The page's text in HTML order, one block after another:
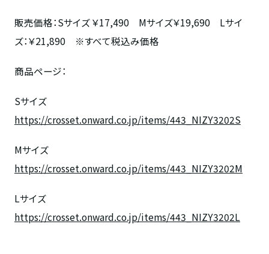
販売価格：Sサイズ ￥17,490 Mサイズ￥19,690 Lサイ
ズ：￥21,890 ※すべて税込み価格
商品ページ：
Sサイズ
https://crosset.onward.co.jp/items/443_NIZY3202S
Mサイズ
https://crosset.onward.co.jp/items/443_NIZY3202M
Lサイズ
https://crosset.onward.co.jp/items/443_NIZY3202L